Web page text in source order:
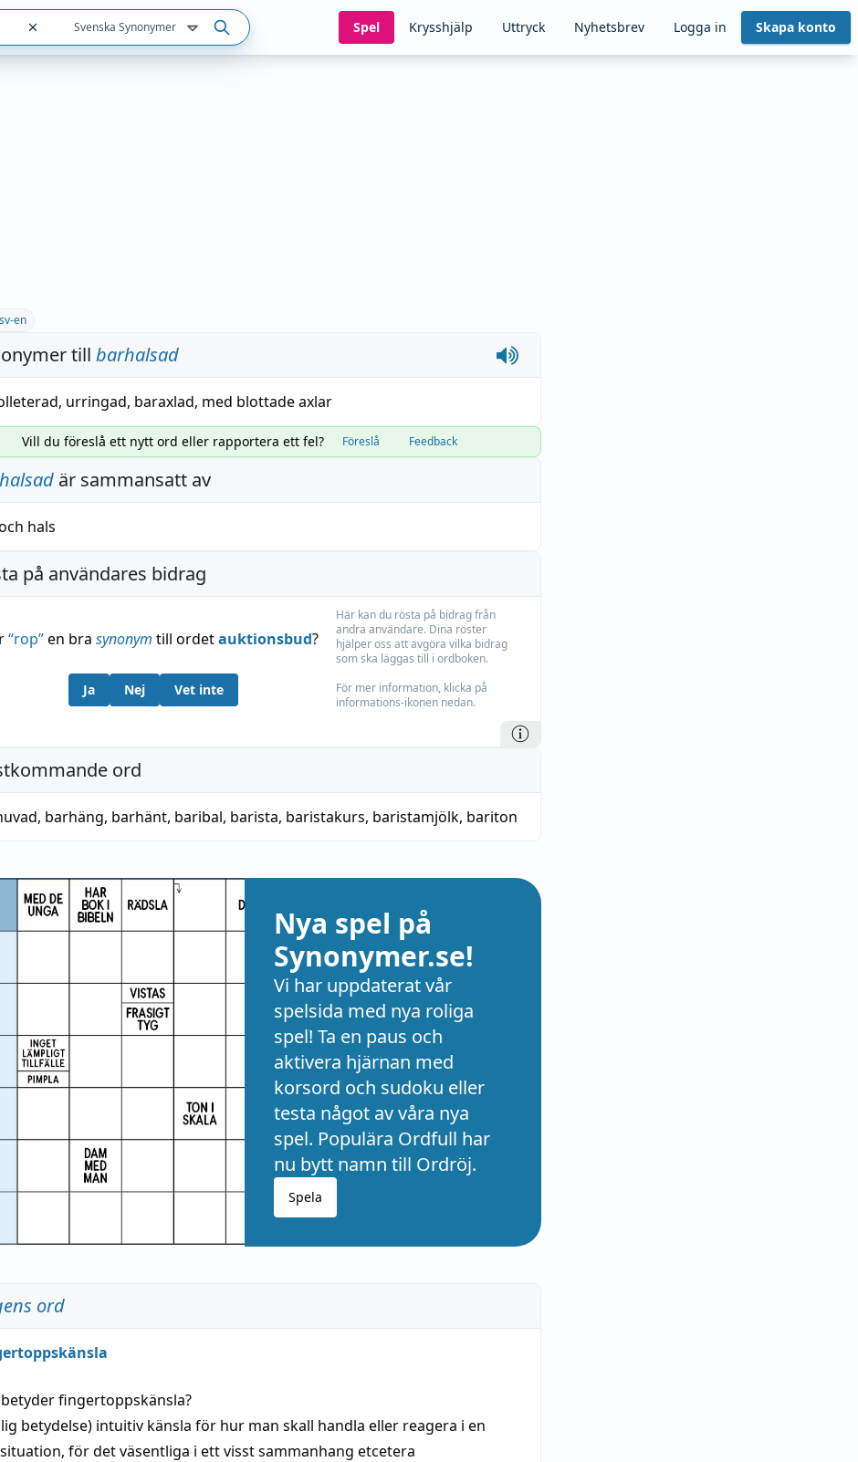
Svenska Synonymer Spel Krysshjälp Uttryck Nyhetsbrev Logga in Skapa konto
sv-en
till barhalsad
, urringad, baraxlad, med blottade axlar
Vill du föreslå ett nytt ord eller rapportera ett fel? Föreslå Feedback
är sammansatt av
hals
på användares bidrag
“rop”en bra synonym till ordetauktionsbud?
Ja Nej Vet inte
Här kan du rösta på bidrag från
andra användare. Dina röster
hjälper oss att avgöra vilka bidrag
som ska läggas till i ordboken.
För mer information, klicka på
informations-ikonen nedan.
ord
, barhäng, barhänt, baribal, barista, baristakurs, baristamjölk, bariton
Nya spel på
Synonymer.se!
Vi har uppdaterat vår
spelsida med nya roliga
spel! Ta en paus och
aktivera hjärnan med
korsord och sudoku eller
testa något av våra nya
spel. Populära Ordfull har
nu bytt namn till Ordröj.
Spela
ord
fingertoppskänsla?
betydelse) intuitiv känsla för hur man skall handla eller reagera i en
situation, för det väsentliga i ett visstsammanhang etcetera